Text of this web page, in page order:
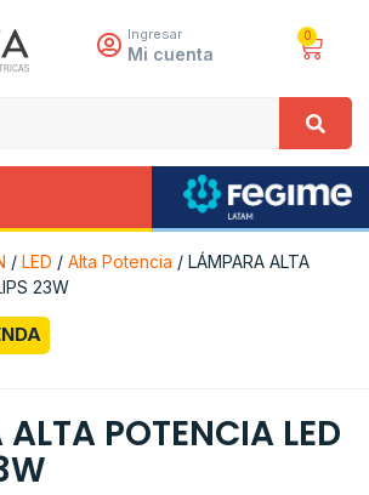
Ingresar
Mi cuenta
0
/ LED / Alta Potencia / LÁMPARA ALTA
23W
POTENCIA LED